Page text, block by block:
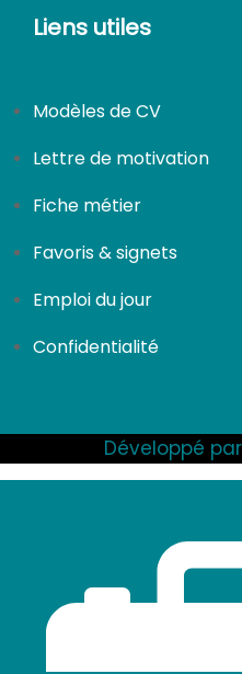
Liens utiles
Modèles de CV
Lettre de motivation
Fiche métier
Favoris & signets
Emploi du jour
Confidentialité
Développé